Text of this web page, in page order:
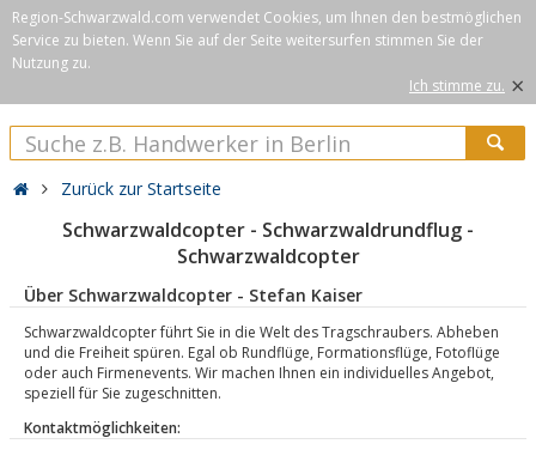
Region-Schwarzwald.com verwendet Cookies, um Ihnen den bestmöglichen
Service zu bieten. Wenn Sie auf der Seite weitersurfen stimmen Sie der
Nutzung zu.
Ich stimme zu. ×
Zurück zur Startseite
Schwarzwaldcopter - Schwarzwaldrundflug -
Schwarzwaldcopter
Über Schwarzwaldcopter - Stefan Kaiser
Schwarzwaldcopter führt Sie in die Welt des Tragschraubers. Abheben
und die Freiheit spüren. Egal ob Rundflüge, Formationsflüge, Fotoflüge
oder auch Firmenevents. Wir machen Ihnen ein individuelles Angebot,
speziell für Sie zugeschnitten.
Kontaktmöglichkeiten: